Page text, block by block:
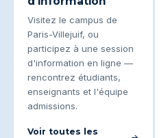
Visitez le campus de
Paris-Villejuif, ou
participez à une session
d'information en ligne —
rencontrez étudiants,
enseignants et l'équipe
admissions.
Voir toutes les